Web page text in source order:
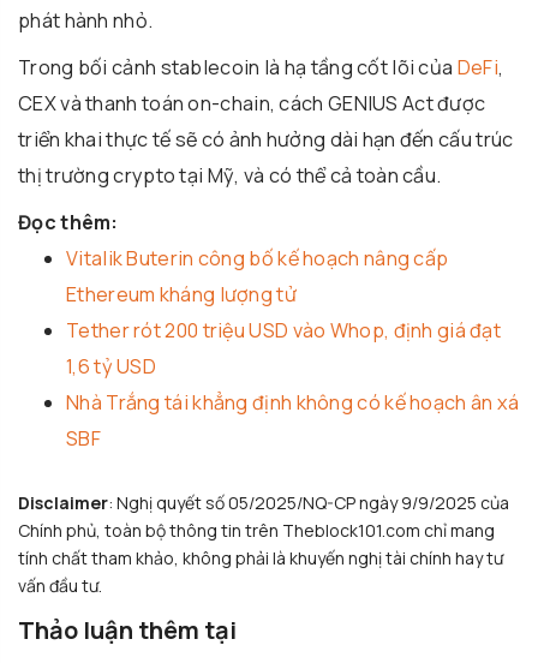
phát hành nhỏ.
Trong bối cảnh stablecoin là hạ tầng cốt lõi của DeFi,
CEX và thanh toán on-chain, cách GENIUS Act được
triển khai thực tế sẽ có ảnh hưởng dài hạn đến cấu trúc
thị trường crypto tại Mỹ, và có thể cả toàn cầu.
Đọc thêm:
Vitalik Buterin công bố kế hoạch nâng cấp
Ethereum kháng lượng tử
Tether rót 200 triệu USD vào Whop, định giá đạt
1,6 tỷ USD
Nhà Trắng tái khẳng định không có kế hoạch ân xá
SBF
Disclaimer: Nghị quyết số 05/2025/NQ-CP ngày 9/9/2025 của
Chính phủ, toàn bộ thông tin trên Theblock101.com chỉ mang
tính chất tham khảo, không phải là khuyến nghị tài chính hay tư
vấn đầu tư.
Thảo luận thêm tại